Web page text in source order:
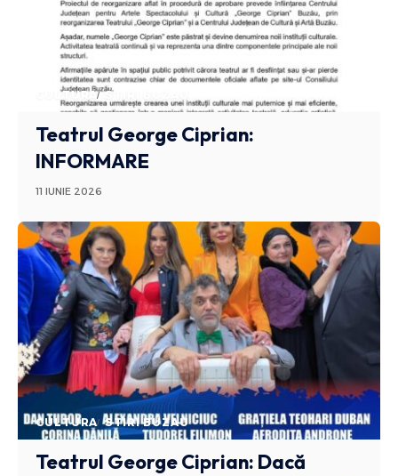
CULTURA STIRI BUZAU
Teatrul George Ciprian:
INFORMARE
11 IUNIE 2026
CULTURA STIRI BUZAU
Teatrul George Ciprian: Dacă